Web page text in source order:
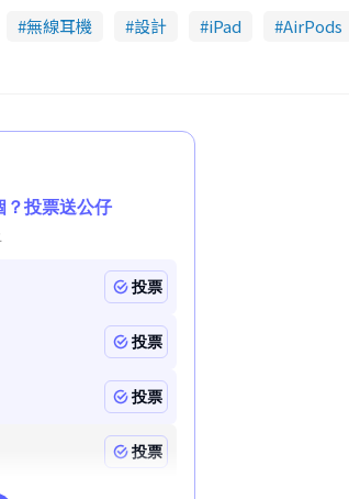
無線耳機 設計 iPad
AirPods